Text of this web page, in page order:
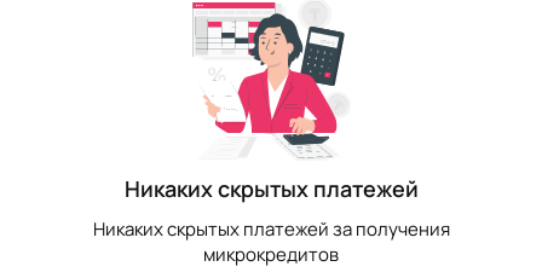
Никаких скрытых платежей
Никаких скрытых платежей за получения
микрокредитов